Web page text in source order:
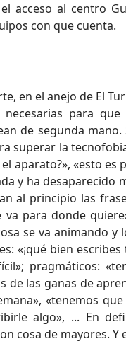
acceso al centro
con que cuenta.
en el anejo de El
necesarias para
de segunda
superar la
aparato?», «esto es
y ha desaparecido
al principio las
para donde
se va animando
«¡qué bien
pragmáticos:
de las ganas de
«tenemos
algo», ... En
cosa de mayores. Y